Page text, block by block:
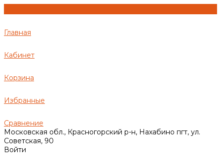
Главная
Кабинет
Корзина
Избранные
Сравнение
Московская обл., Красногорский р-н, Нахабино пгт, ул.
Советская, 90
Войти